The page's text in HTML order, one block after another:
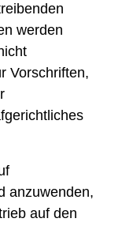
werden
Vorschriften,
anzuwenden,
auf den